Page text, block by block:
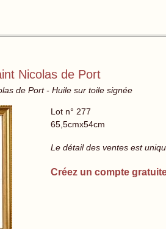
Nicolas de Port
de Port - Huile sur toile signée
Lot n° 277
65,5cmx54cm
Le détail des ventes est
Créez un compte